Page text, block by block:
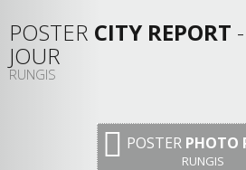
POSTER CITY REPORT
JOUR
RUNGIS
POSTER PHOTO
RUNGIS